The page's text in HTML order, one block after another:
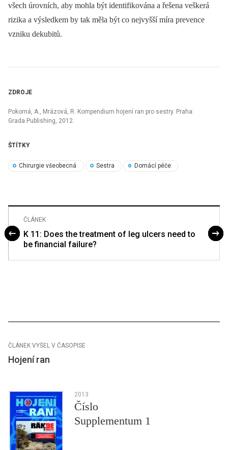
všech úrovních, aby mohla být identifikována a řešena veškerá
rizika a výsledkem by tak měla být co nejvyšší míra prevence
vzniku dekubitů.
ZDROJE
Pokorná, A., Mrázová, R. Kompendium hojení ran pro sestry. Praha:
Grada Publishing, 2012.
ŠTÍTKY
Chirurgie všeobecná Sestra Domácí péče
ČLÁNEK
K 11: Does the treatment of leg ulcers need to
be financial failure?
ČLÁNEK VYŠEL V ČASOPISE
Hojení ran
2013
Číslo
Supplementum 1